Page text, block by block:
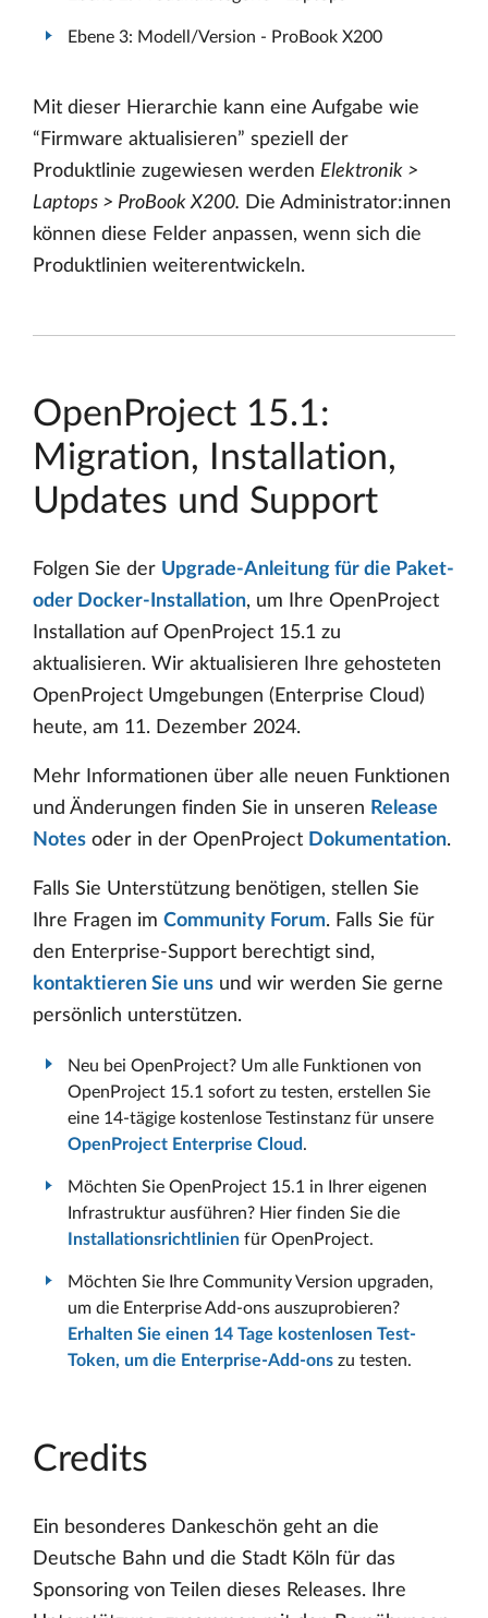
Ebene 3: Modell/Version - ProBook X200
Mit dieser Hierarchie kann eine Aufgabe wie
“Firmware aktualisieren” speziell der
Produktlinie zugewiesen werden Elektronik >
Laptops > ProBook X200. Die Administrator:innen
können diese Felder anpassen, wenn sich die
Produktlinien weiterentwickeln.
OpenProject 15.1:
Migration, Installation,
Updates und Support
Folgen Sie der Upgrade-Anleitung für die Paket-
oder Docker-Installation, um Ihre OpenProject
Installation auf OpenProject 15.1 zu
aktualisieren. Wir aktualisieren Ihre gehosteten
OpenProject Umgebungen (Enterprise Cloud)
heute, am 11. Dezember 2024.
Mehr Informationen über alle neuen Funktionen
und Änderungen finden Sie in unseren Release
Notes oder in der OpenProject Dokumentation.
Falls Sie Unterstützung benötigen, stellen Sie
Ihre Fragen im Community Forum. Falls Sie für
den Enterprise-Support berechtigt sind,
kontaktieren Sie uns und wir werden Sie gerne
persönlich unterstützen.
Neu bei OpenProject? Um alle Funktionen von
OpenProject 15.1 sofort zu testen, erstellen Sie
eine 14-tägige kostenlose Testinstanz für unsere
OpenProject Enterprise Cloud.
Möchten Sie OpenProject 15.1 in Ihrer eigenen
Infrastruktur ausführen? Hier finden Sie die
Installationsrichtlinien für OpenProject.
Möchten Sie Ihre Community Version upgraden,
um die Enterprise Add-ons auszuprobieren?
Erhalten Sie einen 14 Tage kostenlosen Test-
Token, um die Enterprise-Add-ons zu testen.
Credits
Ein besonderes Dankeschön geht an die
Deutsche Bahn und die Stadt Köln für das
Sponsoring von Teilen dieses Releases. Ihre